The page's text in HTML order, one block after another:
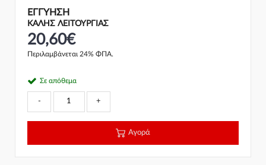
ΕΓΓΎΗΣΗ
ΚΑΛΗΣ ΛΕΙΤΟΥΡΓΙΑΣ
20,60€
Περιλαμβάνεται 24% ΦΠΑ.
Σε απόθεμα
- +
Αγορά